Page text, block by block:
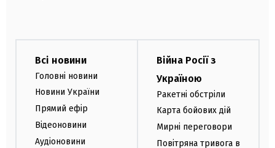
Всі новини
Головні новини
Новини України
Прямий ефір
Відеоновини
Аудіоновини
Війна Росії з
Україною
Ракетні обстріли
Карта бойових дій
Мирні переговори
Повітряна тривога в